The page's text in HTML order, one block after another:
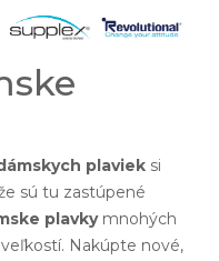
plaviek si
sú tu zastúpené
plavkymnohých
Nakúpte nové,